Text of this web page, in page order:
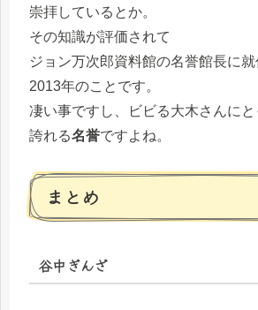
崇拝しているとか。
その知識が評価されて
ジョン万次郎資料館の名誉館長に就
2013年のことです。
凄い事ですし、ビビる大木さんにと
誇れる名誉ですよね。
まとめ
谷中ぎんざ